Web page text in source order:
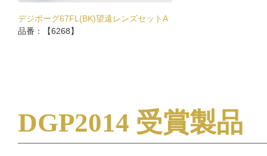
デジボーグ67FL(BK)望遠レンズセットA
品番：【6268】
DGP2014 受賞製品